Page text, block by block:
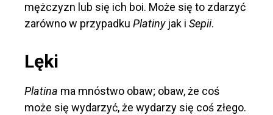
mężczyzn lub się ich boi. Może się to zdarzyć
zarówno w przypadku Platinyjak i Sepii.
Lęki
Platina ma mnóstwo obaw; obaw, że coś
może się wydarzyć, że wydarzy się coś złego.